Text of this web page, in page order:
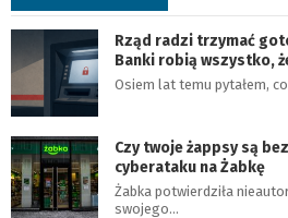
Rząd radzi trzymać
Banki robią wszystko,
Osiem lat temu pytałem,
Czy twoje żappsy są
cyberataku na Żabkę
Żabka potwierdziła
swojego…